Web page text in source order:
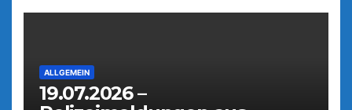
ALLGEMEIN
19.07.2026 –